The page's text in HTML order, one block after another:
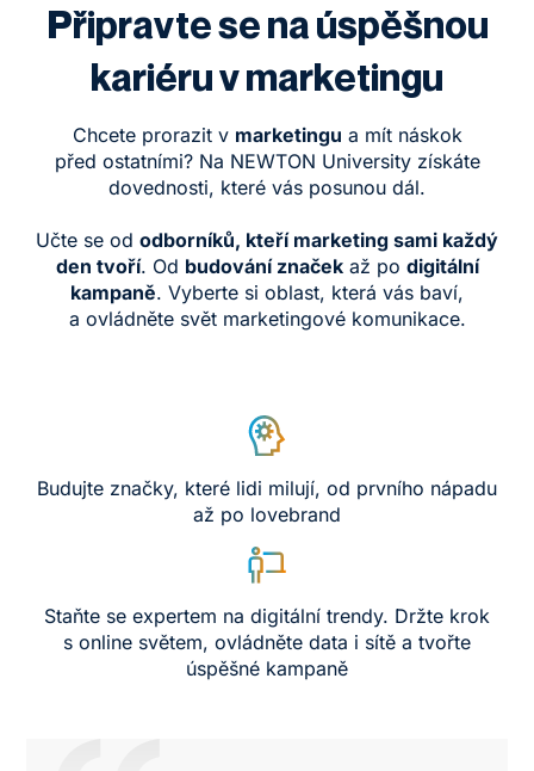
Připravte se na úspěšnou
kariéru v marketingu
Chcete prorazit v marketingu a mít náskok
před ostatními? Na NEWTON University získáte
dovednosti, které vás posunou dál.
Učte se od odborníků, kteří marketing sami každý
den tvoří. Od budování značekaž po digitální
kampaně. Vyberte si oblast, která vás baví,
a ovládněte svět marketingové komunikace.
Budujte značky, které lidi milují, od prvního nápadu
až po lovebrand
Staňte se expertem na digitální trendy. Držte krok
s online světem, ovládněte data i sítě a tvořte
úspěšné kampaně